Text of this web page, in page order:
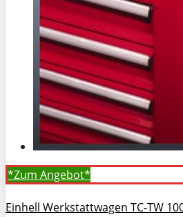
*Zum Angebot*
Einhell Werkstattwagen TC-TW